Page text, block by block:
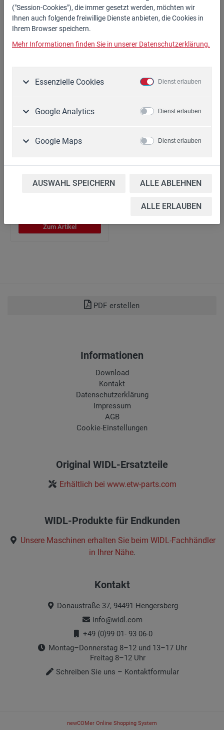
Art. Nr.: 89.814
25,90 €*
Art. Nr.: 80.504
Zum Artikel
PDF erstellen
Informationen
Download
Kontakt
Datenschutzerklärung
Impressum
AGB
Cookie-Einstellungen
Original WIDL-Ersatzteile
Erhältlich bei www.etw-parts.com
WIDL-Produkte für Endkunden
Unsere Maschinen erhalten Sie beim WIDL-Fachhändler
in Ihrer Nähe.
Kontakt
Donaustraße 37, 94491 Hengersberg
info@widl.com
+49 (0)99 01- 93 06-0
Montag–Donnerstag 8–12 und 13–17 Uhr
Freitag 8–12 Uhr
Schreiben Sie uns – Kontaktformular
newCOMer Online Shopping System
("Session-Cookies"), die immer gesetzt werden, möchten wir
Ihnen auch folgende freiwillige Dienste anbieten, die Cookies in
Ihrem Browser speichern.
Mehr Informationen finden Sie in unserer Datenschutzerklärung.
Essenzielle Cookies Dienst erlauben
Google Analytics Dienst erlauben
Google Maps Dienst erlauben
AUSWAHL SPEICHERN ALLE ABLEHNEN
ALLE ERLAUBEN